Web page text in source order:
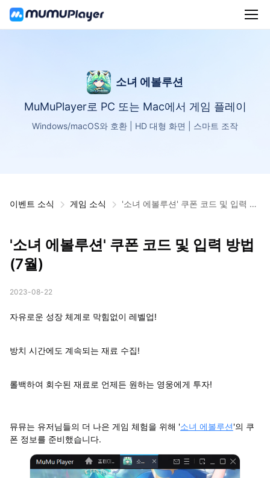
소녀 에볼루션
MuMuPlayer로 PC 또는 Mac에서 게임 플레이
Windows/macOS와 호환 | HD 대형 화면 | 스마트 조작
이벤트 소식 게임 소식
'소녀 에볼루션' 쿠폰 코드 및 입력 방
'소녀 에볼루션' 쿠폰 코드 및 입력 방법
(7월)
2023-08-22
자유로운 성장 체계로 막힘없이 레벨업!
방치 시간에도 계속되는 재료 수집!
롤백하여 회수된 재료로 언제든 원하는 영웅에게 투자!
뮤뮤는 유저님들의 더 나은 게임 체험을 위해 '소녀 에볼루션'의 쿠
폰 정보를 준비했습니다.